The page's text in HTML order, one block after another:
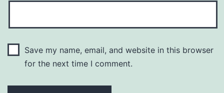
Save my name, email, and website in this browser
for the next time I comment.